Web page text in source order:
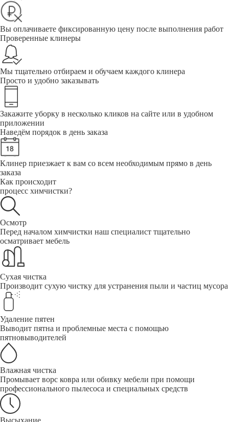
Вы оплачиваете фиксированную цену после выполнения работ
Проверенные клинеры
Мы тщательно отбираем и обучаем каждого клинера
Просто и удобно заказывать
Закажите уборку в несколько кликов на сайте или в удобном
приложении
Наведём порядок в день заказа
Клинер приезжает к вам со всем необходимым прямо в день
заказа
Как происходит
процесс химчистки?
Осмотр
Перед началом химчистки наш специалист тщательно
осматривает мебель
Сухая чистка
Производит сухую чистку для устранения пыли и частиц мусора
Удаление пятен
Выводит пятна и проблемные места с помощью
пятновыводителей
Влажная чистка
Промывает ворс ковра или обивку мебели при помощи
профессионального пылесоса и специальных средств
Высыхание